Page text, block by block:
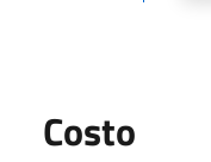
Costo